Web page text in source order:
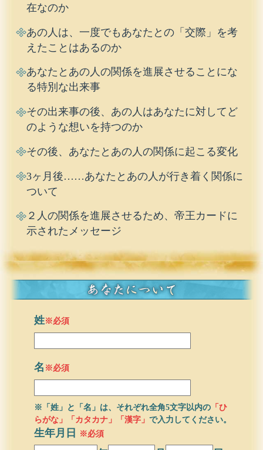
在なのか
あの人は、一度でもあなたとの「交際」を考
えたことはあるのか
あなたとあの人の関係を進展させることにな
る特別な出来事
その出来事の後、あの人はあなたに対してど
のような想いを持つのか
その後、あなたとあの人の関係に起こる変化
3ヶ月後……あなたとあの人が行き着く関係に
ついて
２人の関係を進展させるため、帝王カードに
示されたメッセージ
姓※必須
名 ※必須
※「姓」と「名」は、それぞれ全角5文字以内の 「ひ
らがな」「カタカナ」「漢字」で入力してください。
生年月日 ※必須